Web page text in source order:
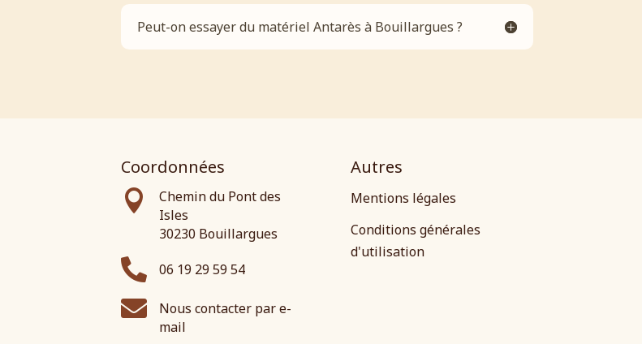
Peut-on essayer du matériel Antarès à Bouillargues ?
Coordonnées

Chemin du Pont des
Isles
30230 Bouillargues
 06 19 29 59 54

Nous contacter par e-
mail
Autres
Mentions légales
Conditions générales
d'utilisation